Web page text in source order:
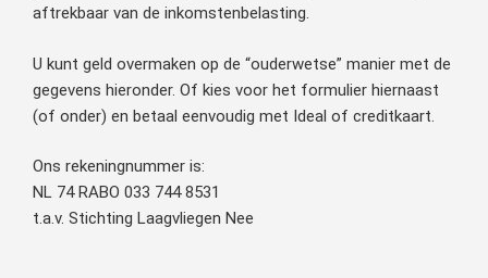
aftrekbaar van de inkomstenbelasting.
U kunt geld overmaken op de “ouderwetse” manier met de
gegevens hieronder. Of kies voor het formulier hiernaast
(of onder) en betaal eenvoudig met Ideal of creditkaart.
Ons rekeningnummer is:
NL 74 RABO 033 744 8531
t.a.v. Stichting Laagvliegen Nee